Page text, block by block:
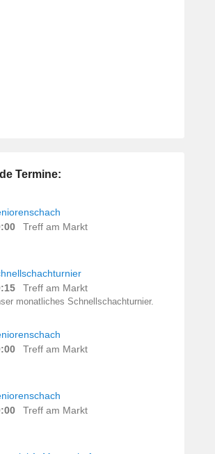
Termine:
Treff am Markt
Treff am Markt
monatliches Schnellschachturnier.
Treff am Markt
Treff am Markt